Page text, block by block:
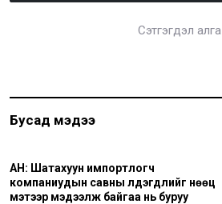
Сэтгэгдэл алга
Бусад мэдээ
АН: Шатахуун импортлогч
компаниудын савны үлдэгдлийг нөөц
мэтээр мэдээлж байгаа нь буруу